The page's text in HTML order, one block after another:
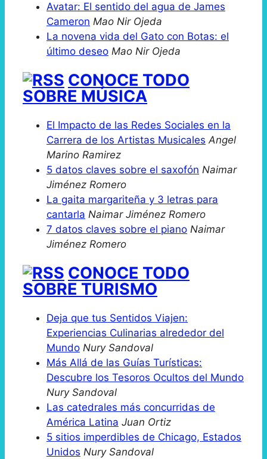
Avatar: El sentido del agua de James
Cameron Mao Nir Ojeda
La novena vida del Gato con Botas: el
último deseo Mao Nir Ojeda
CONOCE TODO
SOBRE MÚSICA
El Impacto de las Redes Sociales en la
Carrera de los Artistas Musicales Angel
Marino Ramirez
5 datos claves sobre el saxofón Naimar
Jiménez Romero
La gaita margariteña y 3 letras para
cantarla Naimar Jiménez Romero
7 datos claves sobre el piano Naimar
Jiménez Romero
CONOCE TODO
SOBRE TURISMO
Deja que tus Sentidos Viajen:
Experiencias Culinarias alrededor del
Mundo Nury Sandoval
Más Allá de las Guías Turísticas:
Descubre los Tesoros Ocultos del Mundo
Nury Sandoval
Las catedrales más concurridas de
América Latina Juan Ortiz
5 sitios imperdibles de Chicago, Estados
Unidos Nury Sandoval